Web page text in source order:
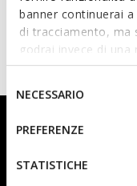
banner continuerai
di tracciamento, ma
godrai invece di una
base dei tuoi gusti
IMPOSTAZIONI
altri strumenti di
informazioni o per
tue impostazioni,
consenso
NECESSARIO
PREFERENZE
STATISTICHE
€33,22
€44,90 List price
-26%
Sign up for our
welcome discount.